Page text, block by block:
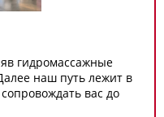
гидромассажные
наш путь лежит в
вас до